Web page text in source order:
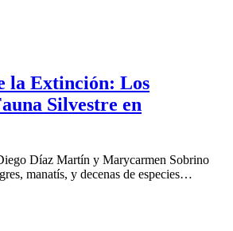
la Extinción: Los
Silvestre en
Díaz Martín y Marycarmen Sobrino
manatís, y decenas de especies…